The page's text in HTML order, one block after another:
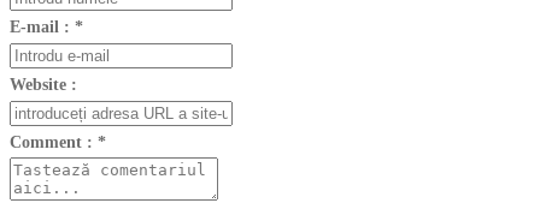
E-mail : *
Website :
Comment : *